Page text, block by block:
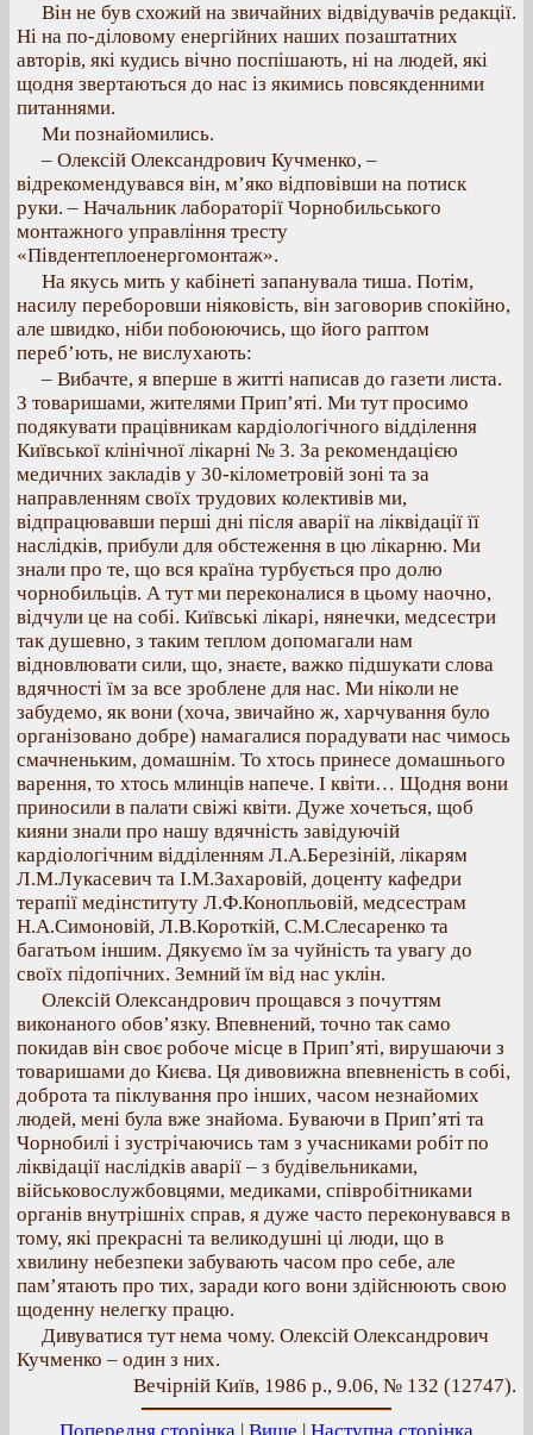
Він не був схожий на звичайних відвідувачів редакції.
Ні на по-діловому енергійних наших позаштатних
авторів, які кудись вічно поспішають, ні на людей, які
щодня звертаються до нас із якимись повсякденними
питаннями.
Ми познайомились.
– Олексій Олександрович Кучменко, –
відрекомендувався він, м’яко відповівши на потиск
руки. – Начальник лабораторії Чорнобильського
монтажного управління тресту
«Південтеплоенергомонтаж».
На якусь мить у кабінеті запанувала тиша. Потім,
насилу переборовши ніяковість, він заговорив спокійно,
але швидко, ніби побоюючись, що його раптом
переб’ють, не вислухають:
– Вибачте, я вперше в житті написав до газети листа.
З товаришами, жителями Прип’яті. Ми тут просимо
подякувати працівникам кардіологічного відділення
Київської клінічної лікарні № 3. За рекомендацією
медичних закладів у 30-кілометровій зоні та за
направленням своїх трудових колективів ми,
відпрацювавши перші дні після аварії на ліквідації її
наслідків, прибули для обстеження в цю лікарню. Ми
знали про те, що вся країна турбується про долю
чорнобильців. А тут ми переконалися в цьому наочно,
відчули це на собі. Київські лікарі, нянечки, медсестри
так душевно, з таким теплом допомагали нам
відновлювати сили, що, знаєте, важко підшукати слова
вдячності їм за все зроблене для нас. Ми ніколи не
забудемо, як вони (хоча, звичайно ж, харчування було
організовано добре) намагалися порадувати нас чимось
смачненьким, домашнім. То хтось принесе домашнього
варення, то хтось млинців напече. І квіти… Щодня вони
приносили в палати свіжі квіти. Дуже хочеться, щоб
кияни знали про нашу вдячність завідуючій
кардіологічним відділенням Л.А.Березіній, лікарям
Л.М.Лукасевич та І.М.Захаровій, доценту кафедри
терапії медінституту Л.Ф.Конопльовій, медсестрам
Н.А.Симоновій, Л.В.Короткій, С.М.Слесаренко та
багатьом іншим. Дякуємо їм за чуйність та увагу до
своїх підопічних. Земний їм від нас уклін.
Олексій Олександрович прощався з почуттям
виконаного обов’язку. Впевнений, точно так само
покидав він своє робоче місце в Прип’яті, вирушаючи з
товаришами до Києва. Ця дивовижна впевненість в собі,
доброта та піклування про інших, часом незнайомих
людей, мені була вже знайома. Буваючи в Прип’яті та
Чорнобилі і зустрічаючись там з учасниками робіт по
ліквідації наслідків аварії – з будівельниками,
військовослужбовцями, медиками, співробітниками
органів внутрішніх справ, я дуже часто переконувався в
тому, які прекрасні та великодушні ці люди, що в
хвилину небезпеки забувають часом про себе, але
пам’ятають про тих, заради кого вони здійснюють свою
щоденну нелегку працю.
Дивуватися тут нема чому. Олексій Олександрович
Кучменко – один з них.
Вечірній Київ, 1986 р., 9.06, № 132 (12747).